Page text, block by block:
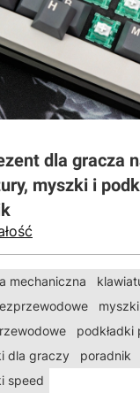
dla gracza
myszki i
mechaniczna
podkładki
dla graczy
poradnik
speed